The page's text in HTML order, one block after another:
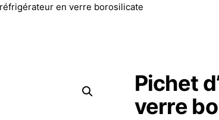
réfrigérateur en verre borosilicate
Pichet
verre